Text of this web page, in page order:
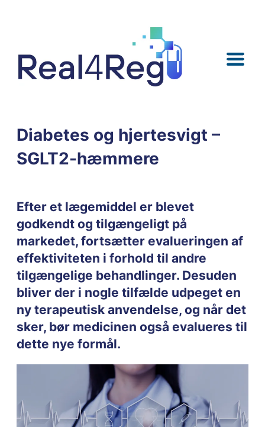
Diabetes og hjertesvigt –
SGLT2-hæmmere
Efter et lægemiddel er blevet
godkendt og tilgængeligt på
markedet, fortsætter evalueringen af
effektiviteten i forhold til andre
tilgængelige behandlinger. Desuden
bliver der i nogle tilfælde udpeget en
ny terapeutisk anvendelse, og når det
sker, bør medicinen også evalueres til
dette nye formål.